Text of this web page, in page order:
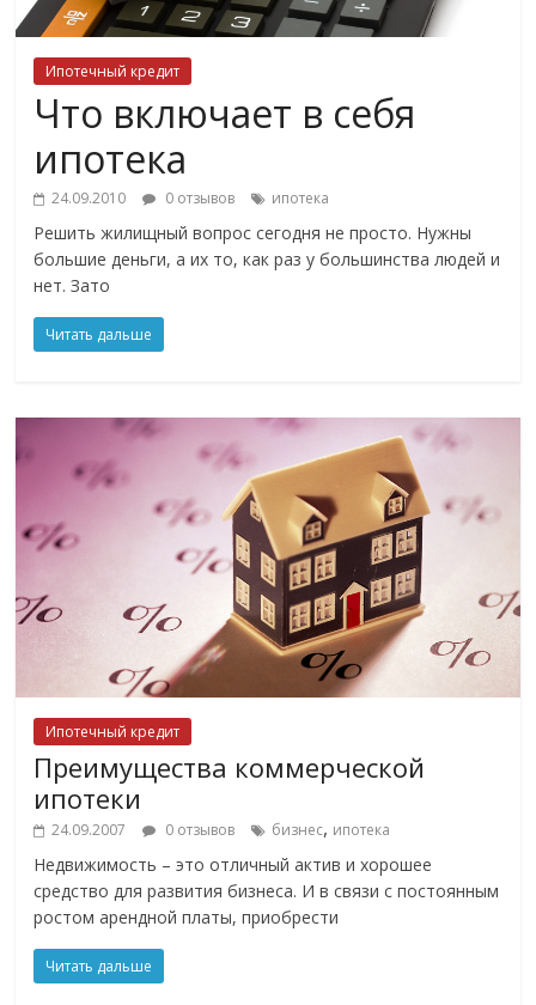
Ипотечный кредит
Что включает в себя
ипотека
24.09.2010 0 отзывов ипотека
Решить жилищный вопрос сегодня не просто. Нужны
большие деньги, а их то, как раз у большинства людей и
нет. Зато
Читать дальше
Ипотечный кредит
Преимущества коммерческой
ипотеки
24.09.2007 0 отзывов бизнес, ипотека
Недвижимость – это отличный актив и хорошее
средство для развития бизнеса. И в связи с постоянным
ростом арендной платы, приобрести
Читать дальше